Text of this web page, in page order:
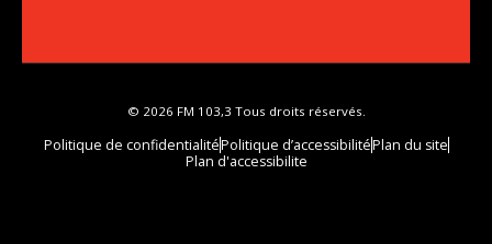
© 2026 FM 103,3 Tous droits réservés.
Politique de confidentialitéPolitique d’accessibilitéPlan du site
Plan d'accessibilite